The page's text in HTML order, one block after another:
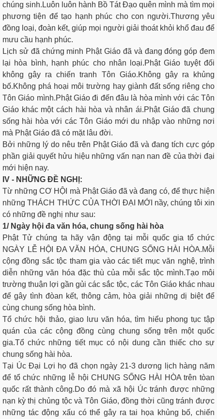
chúng sinh.Luôn luôn hành Bồ Tát Đạo quên mình mà tìm mọi
phương tiện để tạo hạnh phúc cho con người.Thương yêu
đồng loại, đoàn kết, giúp mọi người giải thoát khỏi khổ đau để
mưu cầu hạnh phúc.
Lịch sử đã chứng minh Phật Giáo đã và đang đóng góp đem
lại hòa bình, hạnh phúc cho nhân loại.Phật Giáo tuyệt đối
không gây ra chiến tranh Tôn Giáo.Không gây ra khủng
bố.Không phá hoại môi trường hay giành đất sống riêng cho
Tôn Giáo mình.Phật Giáo đi đến đâu là hòa mình với các Tôn
Giáo khác một cách hài hòa và nhân ái.Phật Giáo đã chung
sống hài hòa với các Tôn Giáo mới du nhập vào những nơi
mà Phật Giáo đã có mặt lâu đời.
Bởi những lý do nêu trên Phật Giáo đã và đang tích cực góp
phần giải quyết hửu hiệu những vấn nạn nan đề của thời đại
mới hiện nay.
IV - NHỮNG ĐỀ NGHỊ:
Từ những CƠ HỘI mà Phật Giáo đã và đang có, để thực hiện
những THÁCH THỨC CỦA THỜI ĐẠI MỚI nầy, chúng tôi xin
có những đề nghị như sau:
1/ Ngày hội đa văn hóa, chung sống hài hòa
Phật Tử chúng ta hãy vận động tại mỗi quốc gia tổ chức
NGÀY LỄ HỘI ĐA VĂN HÓA, CHUNG SỐNG HÀI HÒA.Mỗi
cộng đồng sắc tộc tham gia vào các tiết mục văn nghệ, trình
diễn những văn hóa đặc thù của mỗi sắc tộc mình.Tạo môi
trường thuận lợi gần gủi các sắc tộc, các Tôn Giáo khác nhau
để gây tình đòan kết, thông cảm, hòa giải những dị biệt để
cùng chung sống hòa bình.
Tổ chức hội thảo, giao lưu văn hóa, tìm hiểu phong tục tập
quán của các cộng đồng cùng chung sống trên một quốc
gia.Tổ chức những tiết mục có nội dung cần thiếc cho sự
chung sống hài hòa.
Tại Úc Đại Lợi họ đã chọn ngày 21-3 dương lịch hàng năm
để tổ chức những lễ hội CHUNG SỐNG HÀI HÒA trên tòan
quốc rất thành công.Do đó mà xã hội Úc tránh được những
nạn kỳ thị chủng tộc và Tôn Giáo, đồng thời cũng tránh được
những tác động xấu có thể gây ra tai họa khủng bố, chiến